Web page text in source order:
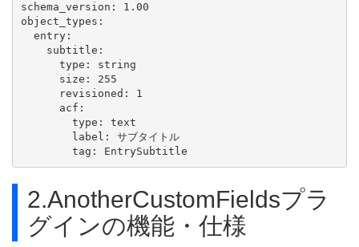
schema_version: 1.00
object_types:
  entry:
    subtitle:
      type: string
      size: 255
      revisioned: 1
      acf:
        type: text
        label: サブタイトル
2.AnotherCustomFieldsプラ
グインの機能・仕様